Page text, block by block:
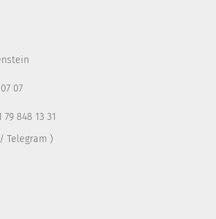
07
79 848 13 31
Telegram )